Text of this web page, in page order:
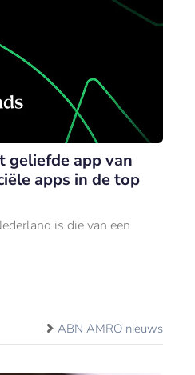
geliefde app van
apps in de top
is die van een
ABN AMRO nieuws